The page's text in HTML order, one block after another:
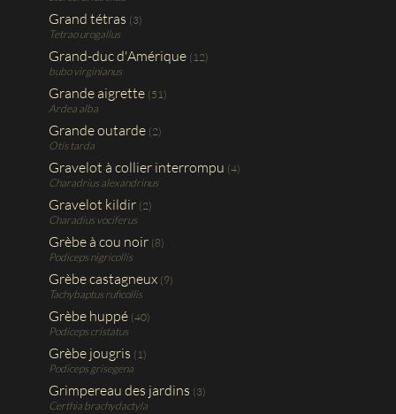
Grand tétras (3)
Tetrao urogallus
Grand-duc d'Amérique (12)
bubo virginianus
Grande aigrette (51)
Ardea alba
Grande outarde (2)
Otis tarda
Gravelot à collier interrompu (4)
Charadrius alexandrinus
Gravelot kildir (2)
Charadius vociferus
Grèbe à cou noir (8)
Podiceps nigricollis
Grèbe castagneux (9)
Tachybaptus ruficollis
Grèbe huppé (40)
Podiceps cristatus
Grèbe jougris (1)
Podiceps grisegena
Grimpereau des jardins (3)
Certhia brachydactyla